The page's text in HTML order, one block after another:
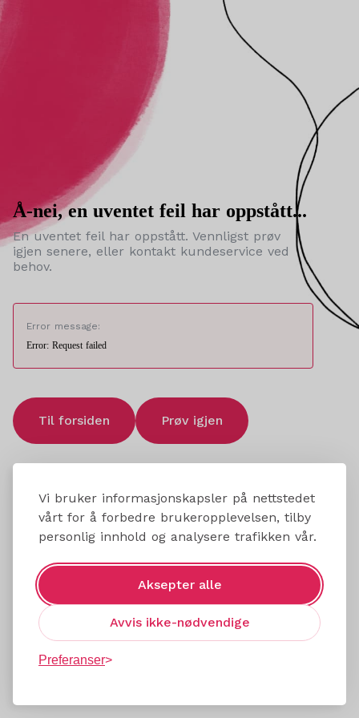
Vi bruker informasjonskapsler på nettstedet
vårt for å forbedre brukeropplevelsen, tilby
personlig innhold og analysere trafikken vår.
Aksepter alle
Avvis ikke-nødvendige
Preferanser
Å-nei, en uventet feil har oppstått...
En uventet feil har oppstått. Vennligst prøv
igjen senere, eller kontakt kundeservice ved
behov.
Error message:
Error: Request failed
Til forsiden Prøv igjen